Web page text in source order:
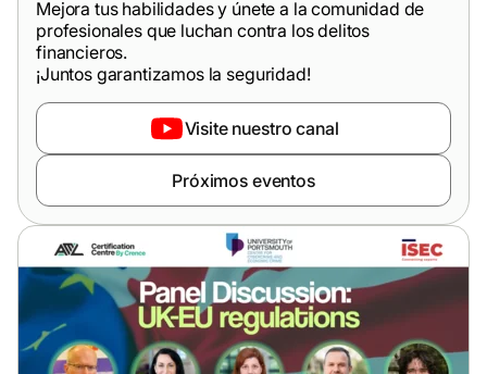
Mejora tus habilidades y únete a la comunidad de
profesionales que luchan contra los delitos
financieros.
¡Juntos garantizamos la seguridad!
Visite nuestro canal
Próximos eventos